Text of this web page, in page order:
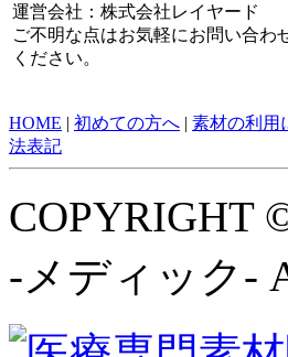
運営会社：株式会社レイヤード
ご不明な点はお気軽にお問い合わ
ください。
HOME | 初めての方へ | 素材の利用
法表記
COPYRIGHT
-メディック-